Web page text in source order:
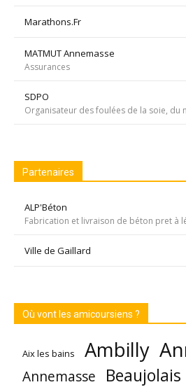
Marathons.Fr
MATMUT Annemasse
Assurances
SDPO
Partenaires
ALP'Béton
Fabrication et livraison de béton pret à
Ville de Gaillard
Où vont les amicoursiens ?
Aix les bains Ambilly
Annemasse Beaujolais